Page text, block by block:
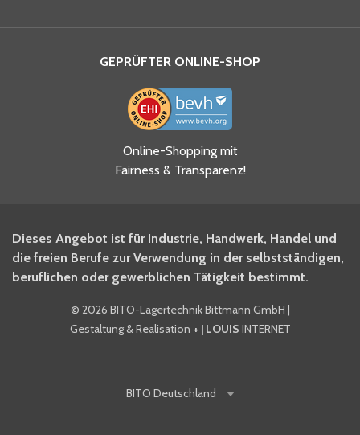
Ja, ich habe die
Datenschutzhinweise gelesen
und akzeptiere diese.
BITO Newsletter Fachwissen
Intralogistiker anmelden.
Ja, ich möchte mich für den
BITO Shop-Newsletter
GEPRÜFTER ONLINE-SHOP
Online-Shopping mit
Fairness & Transparenz!
Dieses Angebot ist für Industrie, Handwerk, Handel und
die freien Berufe zur Verwendung in der selbstständigen,
beruflichen oder gewerblichen Tätigkeit bestimmt.
© 2026 BITO-Lagertechnik Bittmann GmbH |
Gestaltung & Realisation + | LOUIS INTERNET
BITO Deutschland